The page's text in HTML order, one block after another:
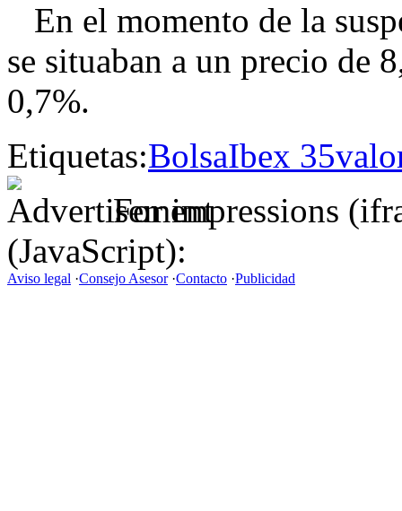
En el momento de la
se situaban a un precio de
0,7%.
Etiquetas:BolsaIbex 35
For impressions
(JavaScript):
Aviso legal ·Consejo Asesor·Contacto ·Publicidad